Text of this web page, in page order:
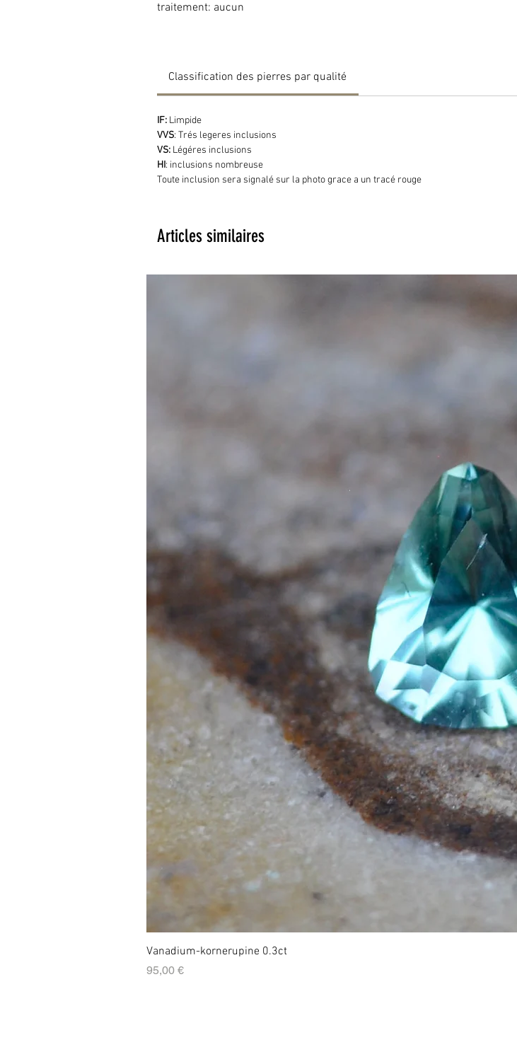
traitement: aucun
Classification des pierres par qualité
IF: Limpide
VVS: Trés legeres inclusions
VS: Légéres inclusions
HI: inclusions nombreuse
Toute inclusion sera signalé sur la photo grace a un tracé rouge
Articles similaires
Vanadium-kornerupine 0.3ct
Prix
95,00 €